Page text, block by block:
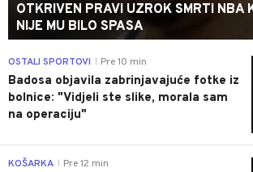
OTKRIVEN PRAVI UZROK SMRTI NBA
NIJE MU BILO SPASA
OSTALI SPORTOVI Pre 10 min
Badosa objavila zabrinjavajuće fotke iz
bolnice: "Vidjeli ste slike, morala sam
na operaciju"
KOŠARKA Pre 12 min